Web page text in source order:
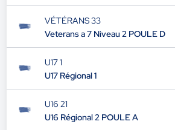
VÉTÉRANS 33
Veterans a 7 Niveau 2 POULE D
U17 1
U17 Régional 1
U16 21
U16 Régional 2 POULE A